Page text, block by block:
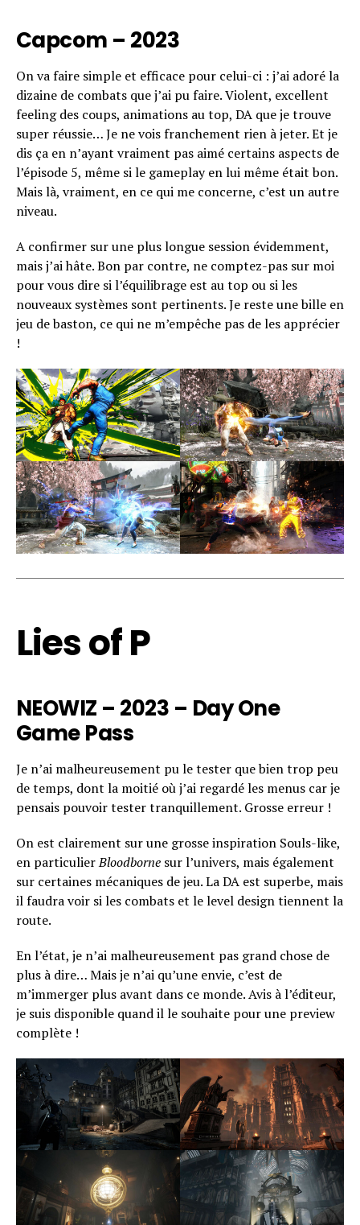
Capcom – 2023
On va faire simple et efficace pour celui-ci : j’ai adoré la
dizaine de combats que j’ai pu faire. Violent, excellent
feeling des coups, animations au top, DA que je trouve
super réussie… Je ne vois franchement rien à jeter. Et je
dis ça en n’ayant vraiment pas aimé certains aspects de
l’épisode 5, même si le gameplay en lui même était bon.
Mais là, vraiment, en ce qui me concerne, c’est un autre
niveau.
A confirmer sur une plus longue session évidemment,
mais j’ai hâte. Bon par contre, ne comptez-pas sur moi
pour vous dire si l’équilibrage est au top ou si les
nouveaux systèmes sont pertinents. Je reste une bille en
jeu de baston, ce qui ne m’empêche pas de les apprécier
!
Lies of P
NEOWIZ – 2023 – Day One
Game Pass
Je n’ai malheureusement pu le tester que bien trop peu
de temps, dont la moitié où j’ai regardé les menus car je
pensais pouvoir tester tranquillement. Grosse erreur !
On est clairement sur une grosse inspiration Souls-like,
en particulierBloodborne sur l’univers, mais également
sur certaines mécaniques de jeu. La DA est superbe, mais
il faudra voir si les combats et le level design tiennent la
route.
En l’état, je n’ai malheureusement pas grand chose de
plus à dire… Mais je n’ai qu’une envie, c’est de
m’immerger plus avant dans ce monde. Avis à l’éditeur,
je suis disponible quand il le souhaite pour une preview
complète !